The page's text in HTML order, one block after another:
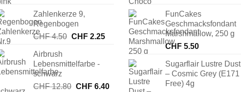
war:
CHF 2.90
CHF 1.00.
Zahlenkerze 9,
Regenbogen
CHF4.50 Ursprünglicher
CHF 4.50
CHF2.25Aktueller
CHF 2.25.
Airbrush
Lebensmittelfarbe -
schwarz
CHF12.80 Ursprünglicher
CHF6.40Aktueller
FunCakes
Geschmacksfondant
Marshmallow, 250 g
CHF 5.50
Sugarflair Lustre Dust
– Cosmic Grey (E171
Free) 4g